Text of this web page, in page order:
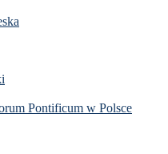
Pontificum w Polsce